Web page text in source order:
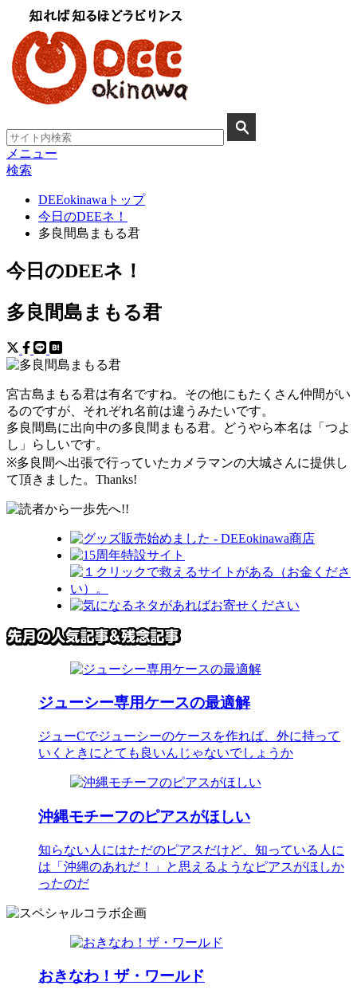
メニュー
検索
DEEokinawaトップ
今日のDEEネ！
多良間島まもる君
今日のDEEネ！
多良間島まもる君
宮古島まもる君は有名ですね。その他にもたくさん仲間がい
るのですが、それぞれ名前は違うみたいです。
多良間島に出向中の多良間まもる君。どうやら本名は「つよ
し」らしいです。
※多良間へ出張で行っていたカメラマンの大城さんに提供し
て頂きました。Thanks!
ジューシー専用ケースの最適解
ジューCでジューシーのケースを作れば、外に持って
いくときにとても良いんじゃないでしょうか
沖縄モチーフのピアスがほしい
知らない人にはただのピアスだけど、知っている人に
は「沖縄のあれだ！」と思えるようなピアスがほしか
ったのだ
おきなわ！ザ・ワールド